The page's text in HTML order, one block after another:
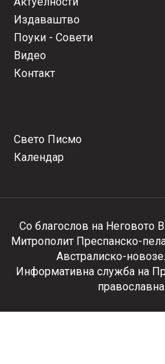
Издаваштво
Поуки - Совети
Видео
Контакт
Свето Писмо
Календар
Со благослов на Неговото
Митрополит Преспанско-
Австралиско-
Информативна служба на
православна